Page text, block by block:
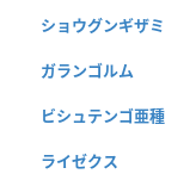
ショウグンギザミ
ガランゴルム
ビシュテンゴ亜種
ライゼクス